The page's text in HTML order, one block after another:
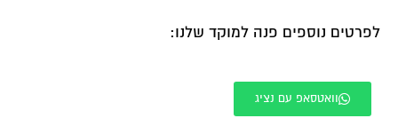
לפרטים נוספים פנה למוקד שלנו:
וואטסאפ עם נציג